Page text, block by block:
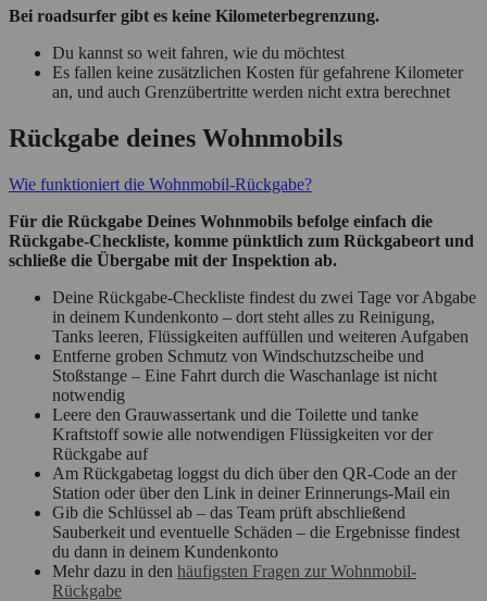
Bei roadsurfer gibt es keine Kilometerbegrenzung.
Du kannst so weit fahren, wie du möchtest
Es fallen keine zusätzlichen Kosten für gefahrene Kilometer
an, und auch Grenzübertritte werden nicht extra berechnet
Rückgabe deines Wohnmobils
Wie funktioniert die Wohnmobil-Rückgabe?
Für die Rückgabe Deines Wohnmobils befolge einfach die
Rückgabe-Checkliste, komme pünktlich zum Rückgabeort und
schließe die Übergabe mit der Inspektion ab.
Deine Rückgabe-Checkliste findest du zwei Tage vor Abgabe
in deinem Kundenkonto – dort steht alles zu Reinigung,
Tanks leeren, Flüssigkeiten auffüllen und weiteren Aufgaben
Entferne groben Schmutz von Windschutzscheibe und
Stoßstange – Eine Fahrt durch die Waschanlage ist nicht
notwendig
Leere den Grauwassertank und die Toilette und tanke
Kraftstoff sowie alle notwendigen Flüssigkeiten vor der
Rückgabe auf
Am Rückgabetag loggst du dich über den QR-Code an der
Station oder über den Link in deiner Erinnerungs-Mail ein
Gib die Schlüssel ab – das Team prüft abschließend
Sauberkeit und eventuelle Schäden – die Ergebnisse findest
du dann in deinem Kundenkonto
Mehr dazu in den häufigsten Fragen zur Wohnmobil-
Rückgabe